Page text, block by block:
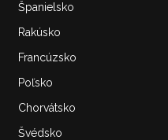
Španielsko
Rakúsko
Francúzsko
Poľsko
Chorvátsko
Švédsko